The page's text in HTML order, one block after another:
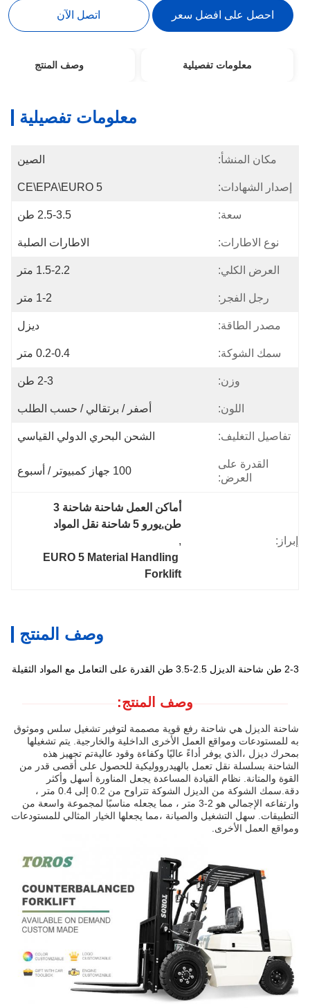
احصل على افضل سعر اتصل الآن
معلومات تفصيلية وصف المنتج
معلومات تفصيلية
مكان المنشأ: الصين
إصدار الشهادات: CE\EPA\EURO 5
سعة: 2.5-3.5 طن
نوع الاطارات: الاطارات الصلبة
العرض الكلي: 1.5-2.2 متر
رجل الفجر: 1-2 متر
مصدر الطاقة: ديزل
سمك الشوكة: 0.2-0.4 متر
وزن: 2-3 طن
اللون: أصفر / برتقالي / حسب الطلب
تفاصيل التغليف: الشحن البحري الدولي القياسي
القدرة على
العرض:
100 جهاز كمبيوتر / أسبوع
إبراز:
أماكن العمل شاحنة شاحنة 3
طن,يورو 5 شاحنة نقل المواد
,
EURO 5 Material Handling
Forklift
وصف المنتج
2-3 طن شاحنة الديزل 2.5-3.5 طن القدرة على التعامل مع المواد الثقيلة
وصف المنتج:
شاحنة الديزل هي شاحنة رفع قوية مصممة لتوفير تشغيل سلس وموثوق
به للمستودعات ومواقع العمل الأخرى الداخلية والخارجية. يتم تشغيلها
بمحرك ديزل ،الذي يوفر أداءً عاليًا وكفاءة وقود عاليةتم تجهيز هذه
الشاحنة بسلسلة نقل تعمل بالهيدرووليكية للحصول على أقصى قدر من
القوة والمتانة. نظام القيادة المساعدة يجعل المناورة أسهل وأكثر
دقة.سمك الشوكة من الديزل الشوكة تتراوح من 0.2 إلى 0.4 متر ،
وارتفاعه الإجمالي هو 2-3 متر ، مما يجعله مناسبًا لمجموعة واسعة من
التطبيقات. سهل التشغيل والصيانة ،مما يجعلها الخيار المثالي للمستودعات
ومواقع العمل الأخرى.